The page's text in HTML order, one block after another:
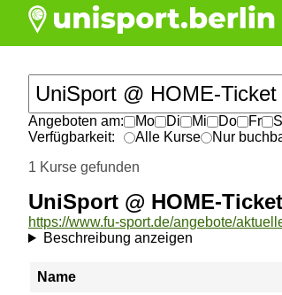
Angeboten am: Mo Di Mi Do Fr
Verfügbarkeit:
Alle Kurse Nur
1 Kurse gefunden
UniSport @ HOME-
Beschreibung anzeigen
Name